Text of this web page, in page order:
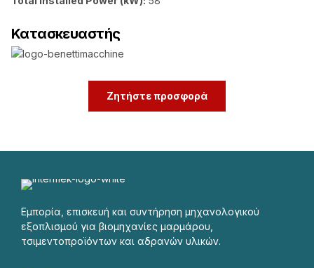
Κατασκευαστής
Ζητήστε προσφορά
Εμπορία, επισκευή και συντήρηση μηχανολογικού
εξοπλισμού για βιομηχανίες μαρμάρου,
τσιμεντοπροϊόντων και αδρανών υλικών.